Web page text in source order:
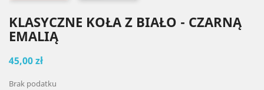
KLASYCZNE KOŁA Z BIAŁO - CZARNĄ
EMALIĄ
45,00 zł
Brak podatku